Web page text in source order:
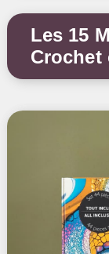
Les 15
Crochet